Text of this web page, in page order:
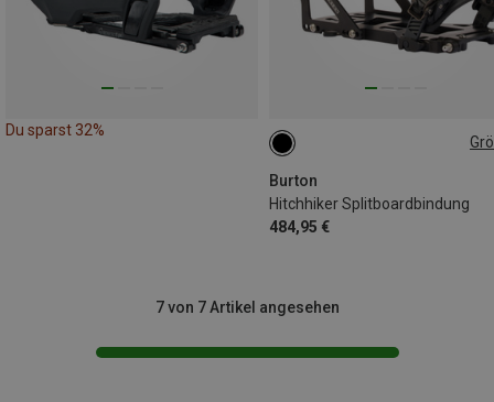
Du sparst 32%
Burton
Hitchhiker Splitboardbindung
484,95 €
XS
7 von 7 Artikel angesehen